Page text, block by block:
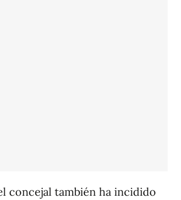
concejal también ha incidido